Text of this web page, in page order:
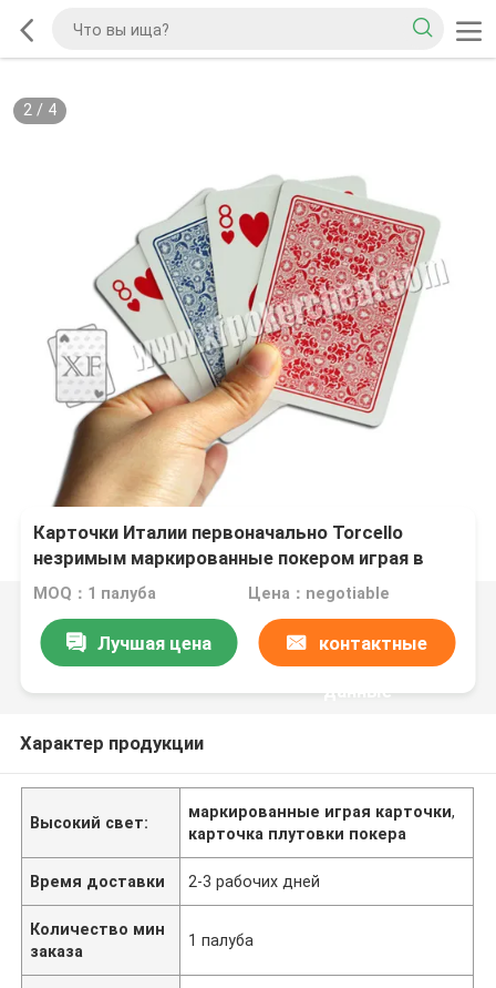
2/ 4
Карточки Италии первоначально Torcello
незримым маркированные покером играя в
игре Em Омахи владением Техас
MOQ：1 палуба Цена：negotiable
Лучшая цена контактные
данные
Характер продукции
Высокий свет:
маркированные играя карточки,
карточка плутовки покера
Время доставки 2-3 рабочих дней
Количество мин
заказа
1 палуба